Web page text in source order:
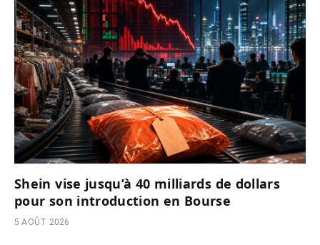
Shein vise jusqu’à 40 milliards de dollars
pour son introduction en Bourse
5 AOÛT 2026